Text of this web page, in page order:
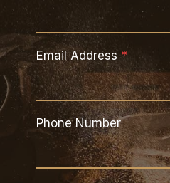
Email Address *
Phone Number